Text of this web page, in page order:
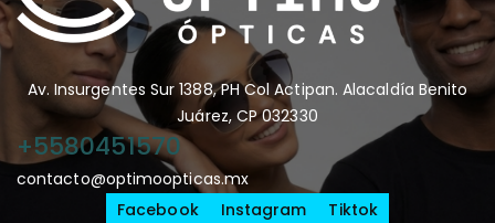
Av. Insurgentes Sur 1388, PH Col Actipan. Alacaldía Benito
Juárez, CP 032330
+5580451570
contacto@optimoopticas.mx
Facebook
Instagram Tiktok